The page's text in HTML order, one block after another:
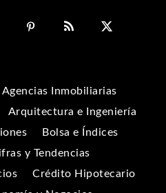
Agencias Inmobiliarias
Arquitectura e Ingeniería
Bolsa e Índices
y Tendencias
Crédito Hipotecario